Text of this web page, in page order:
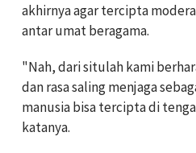
akhirnya agar tercipta
antar umat beragama.
"Nah, dari situlah kami
dan rasa saling menjaga
manusia bisa tercipta di
katanya.